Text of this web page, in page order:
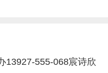
13927-555-068宸诗欣